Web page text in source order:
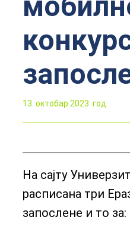
13. октобар 2023. год.
На сајту
расписана три
запослене и то за: